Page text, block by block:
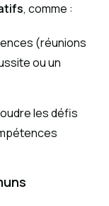
, comme :
(réunions
ou un
les défis